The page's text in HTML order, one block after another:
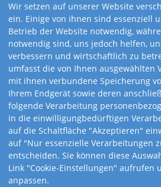
Kalendervarianten
Wir setzen auf unserer Website
ein. Einige von ihnen sind essenziell
Betrieb der Website notwendig,
notwendig sind, uns jedoch helfen,
verbessern und wirtschaftlich zu
umfasst die von Ihnen ausgewählten
mit ihnen verbundene Speicherung
Ihrem Endgerät sowie deren
folgende Verarbeitung
in die einwilligungbedürftigen
auf die Schaltfläche "Akzeptieren"
auf "Nur essenzielle Verarbeitungen
entscheiden. Sie können diese
Link "Cookie-Einstellungen" aufrufen
anpassen.